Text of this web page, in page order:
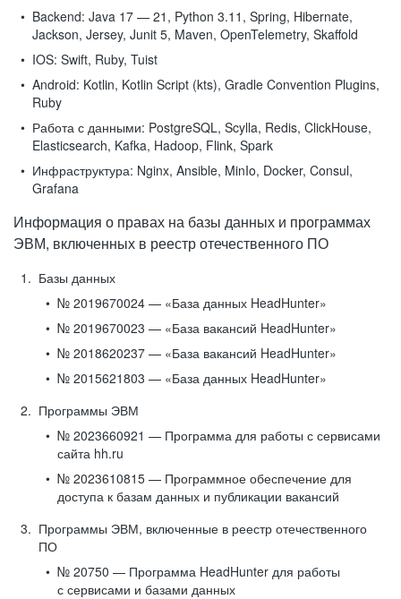
Backend: Java 17 — 21, Python 3.11, Spring, Hibernate,
Jackson, Jersey, Junit 5, Maven, OpenTelemetry, Skaffold
IOS: Swift, Ruby, Tuist
Android: Kotlin, Kotlin Script (kts), Gradle Convention Plugins,
Ruby
Работа с данными: PostgreSQL, Scylla, Redis, ClickHouse,
Elasticsearch, Kafka, Hadoop, Flink, Spark
Инфраструктура: Nginx, Ansible, MinIo, Docker, Consul,
Grafana
Информация о правах на базы данных и программах
ЭВМ, включенных в реестр отечественного ПО
Базы данных
№ 2019670024 — «База данных HeadHunter»
№ 2019670023 — «База вакансий HeadHunter»
№ 2018620237 — «База вакансий HeadHunter»
№ 2015621803 — «База данных HeadHunter»
Программы ЭВМ
№ 2023660921 — Программа для работы с сервисами
сайта hh.ru
№ 2023610815 — Программное обеспечение для
доступа к базам данных и публикации вакансий
Программы ЭВМ, включенные в реестр отечественного
ПО
№ 20750 — Программа HeadHunter для работы
с сервисами и базами данных